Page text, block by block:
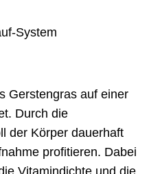
System
Gerstengras auf einer
Durch die
der Körper dauerhaft
profitieren. Dabei
Vitamindichte und die